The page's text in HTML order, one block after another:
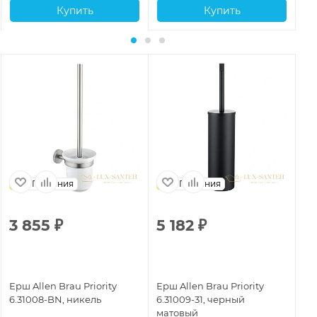
Купить Купить
Германия
3 855 ₽
Ерш Allen Brau Priority
6.31008-BN, никель
Германия
5 182 ₽
Ерш Allen Brau Priority
6.31009-31, черный
матовый